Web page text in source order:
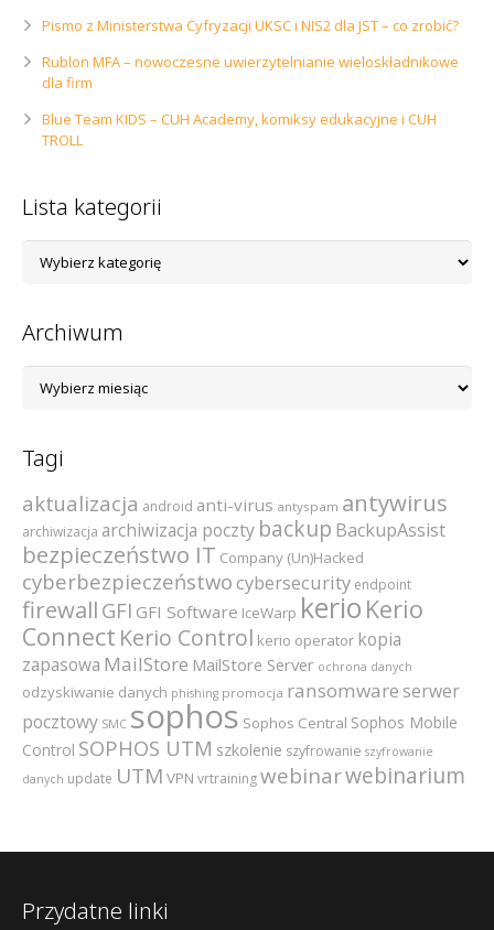
Pismo z Ministerstwa Cyfryzacji UKSC i NIS2 dla JST – co zrobić?
Rublon MFA – nowoczesne uwierzytelnianie wieloskładnikowe
dla firm
Blue Team KIDS – CUH Academy, komiksy edukacyjne i CUH
TROLL
Lista kategorii
kategorii
Archiwum
Tagi
aktualizacja android anti-virus antyspam antywirus
archiwizacja archiwizacja poczty backup BackupAssist
bezpieczeństwo IT Company (Un)Hacked
cyberbezpieczeństwocybersecurity endpoint
firewall GFI GFI Software IceWarp kerio Kerio
Connect Kerio Control kerio operator kopia
zapasowa MailStore MailStore Server ochrona danych
odzyskiwanie danych phishing promocja ransomware serwer
pocztowy SMC sophos Sophos Central Sophos Mobile
Control SOPHOS UTM szkolenie szyfrowanie szyfrowanie
danych update UTM VPN vrtrainingwebinarwebinarium
Przydatne linki